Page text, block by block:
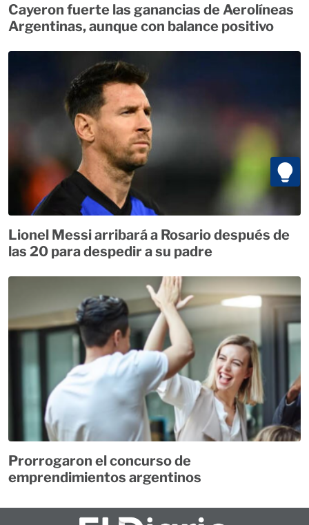
Cayeron fuerte las ganancias de Aerolíneas
Argentinas, aunque con balance positivo
Lionel Messi arribará a Rosario después de
las 20 para despedir a su padre
Prorrogaron el concurso de
emprendimientos argentinos